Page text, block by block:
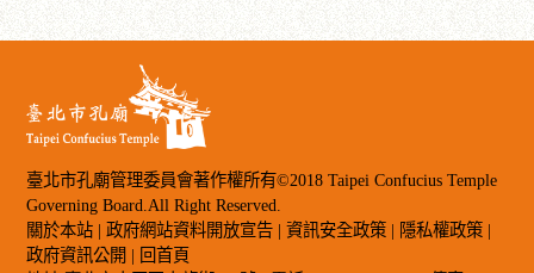
臺北市孔廟管理委員會著作權所有©2018 Taipei Confucius Temple
Governing Board.All Right Reserved.
關於本站 | 政府網站資料開放宣告 |資訊安全政策 | 隱私權政策 |
政府資訊公開 | 回首頁